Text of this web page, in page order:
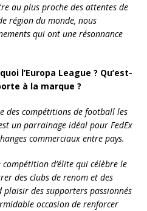
au plus proche des attentes de
région du monde, nous
qui ont une résonnance
l’Europa League ? Qu’est-
à la marque ?
des compétitions de football les
un parrainage idéal pour FedEx
commerciaux entre pays.
compétition d’élite qui célèbre le
des clubs de renom et des
plaisir des supporters passionnés
occasion de renforcer